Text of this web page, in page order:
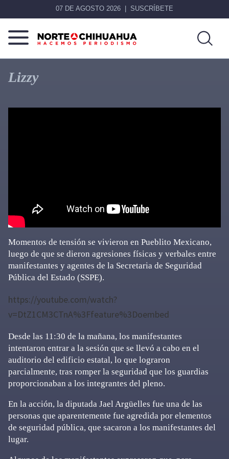
07 DE AGOSTO 2026 SUSCRÍBETE
Norte
Chihuahua
Más
que
Lizzy
Momentos de tensión se vivieron en Pueblito Mexicano,
luego de que se dieron agresiones físicas y verbales entre
manifestantes y agentes de la Secretaria de Seguridad
Pública del Estado (SSPE).
https://youtube.com/watch?
v=DtZ1CM3CTnA%3Ffeature%3Doembed
Desde las 11:30 de la mañana, los manifestantes
intentaron entrar a la sesión que se llevó a cabo en el
auditorio del edificio estatal, lo que lograron
parcialmente, tras romper la seguridad que los guardias
proporcionaban a los integrantes del pleno.
En la acción, la diputada Jael Argüelles fue una de las
personas que aparentemente fue agredida por elementos
de seguridad pública, que sacaron a los manifestantes del
lugar.